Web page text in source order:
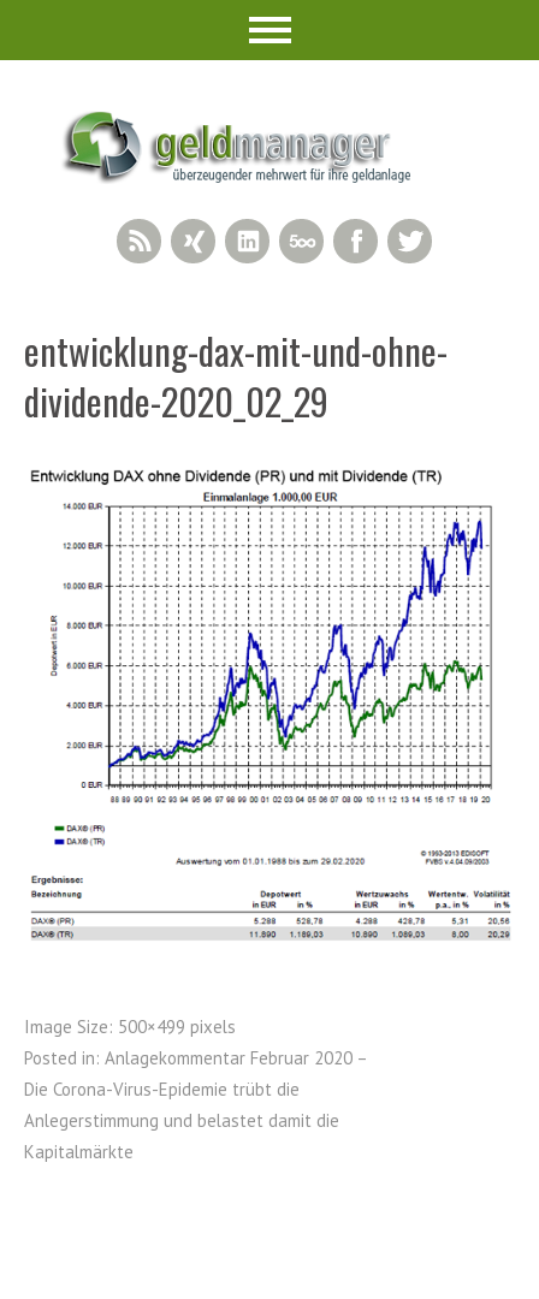
Facebook
500px
LinkedIn
Xing
RSS Feed
entwicklung-dax-mit-und-ohne-
dividende-2020_02_29
Image Size: 500×499 pixels
Posted in: Anlagekommentar Februar 2020 –
Die Corona-Virus-Epidemie trübt die
Anlegerstimmung und belastet damit die
Kapitalmärkte